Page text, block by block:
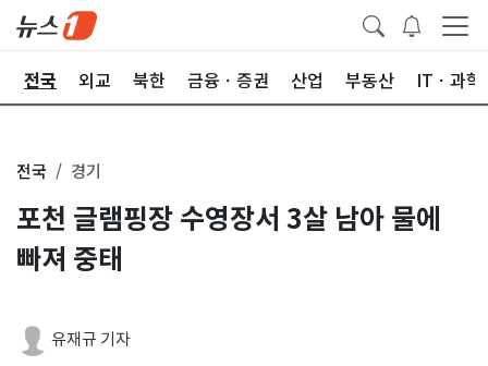
전국 외교 북한 금융ㆍ증권 산업 부동산 ITㆍ과학
전국 경기
포천 글램핑장 수영장서 3살 남아 물에
빠져 중태
유재규 기자